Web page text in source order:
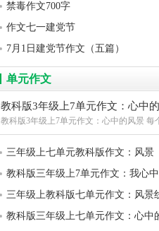
禁毒作文700字
作文七一建党节
7月1日建党节作文（五篇）
单元作文
教科版3年级上7单元作文：心中
教科版3年级上7单元作文：心中的风景
三年级上七单元教科版作文：风景
教科版三年级上7单元作文：我心
三年级上教科版七单元作文：风景
教科版三年级上七单元作文：心中